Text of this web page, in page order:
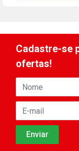
Cadastre-se
ofertas!